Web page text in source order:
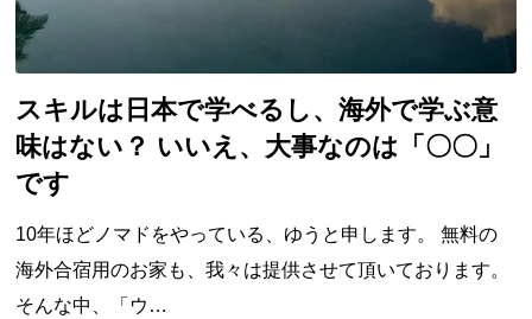
スキルは日本で学べるし、海外で学ぶ意
味はない？ いいえ、大事なのは「〇〇」
です
10年ほどノマドをやっている、ゆうと申します。 無料の
海外合宿用のお家も、我々は提供させて頂いております。
そんな中、「ウ…